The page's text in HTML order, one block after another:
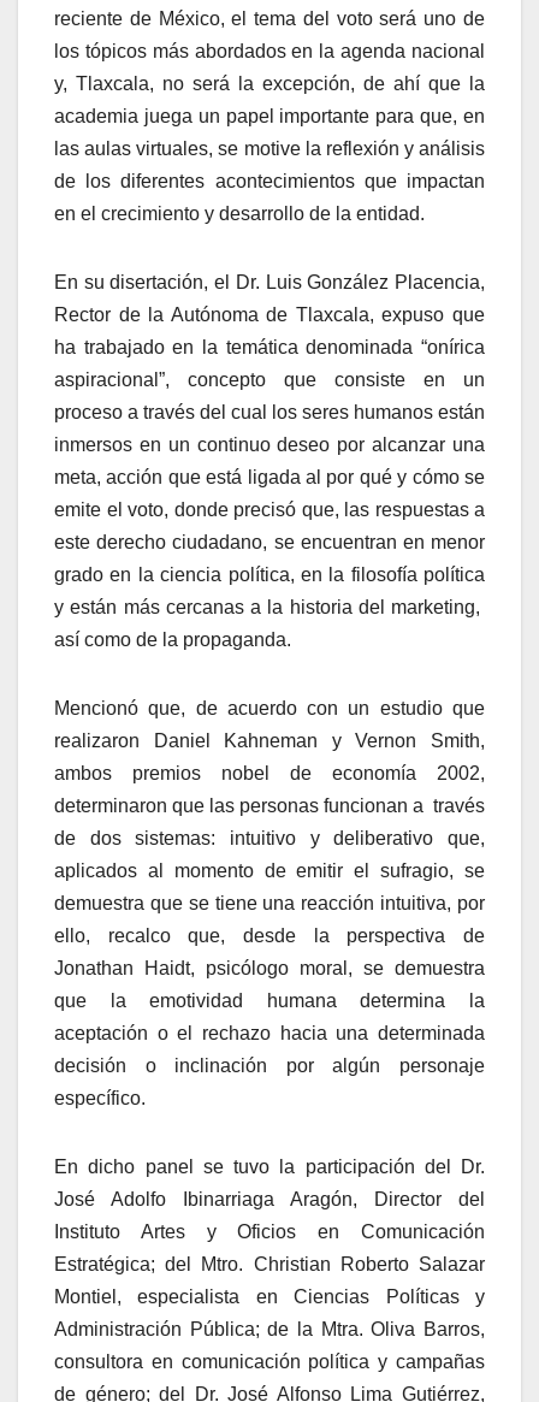
reciente de México, el tema del voto será uno de
los tópicos más abordados en la agenda nacional
y, Tlaxcala, no será la excepción, de ahí que la
academia juega un papel importante para que, en
las aulas virtuales, se motive la reflexión y análisis
de los diferentes acontecimientos que impactan
en el crecimiento y desarrollo de la entidad.
En su disertación, el Dr. Luis González Placencia,
Rector de la Autónoma de Tlaxcala, expuso que
ha trabajado en la temática denominada “onírica
aspiracional”, concepto que consiste en un
proceso a través del cual los seres humanos están
inmersos en un continuo deseo por alcanzar una
meta, acción que está ligada al por qué y cómo se
emite el voto, donde precisó que, las respuestas a
este derecho ciudadano, se encuentran en menor
grado en la ciencia política, en la filosofía política
y están más cercanas a la historia del marketing,
así como de la propaganda.
Mencionó que, de acuerdo con un estudio que
realizaron Daniel Kahneman y Vernon Smith,
ambos premios nobel de economía 2002,
determinaron que las personas funcionan a través
de dos sistemas: intuitivo y deliberativo que,
aplicados al momento de emitir el sufragio, se
demuestra que se tiene una reacción intuitiva, por
ello, recalco que, desde la perspectiva de
Jonathan Haidt, psicólogo moral, se demuestra
que la emotividad humana determina la
aceptación o el rechazo hacia una determinada
decisión o inclinación por algún personaje
específico.
En dicho panel se tuvo la participación del Dr.
José Adolfo Ibinarriaga Aragón, Director del
Instituto Artes y Oficios en Comunicación
Estratégica; del Mtro. Christian Roberto Salazar
Montiel, especialista en Ciencias Políticas y
Administración Pública; de la Mtra. Oliva Barros,
consultora en comunicación política y campañas
de género; del Dr. José Alfonso Lima Gutiérrez,